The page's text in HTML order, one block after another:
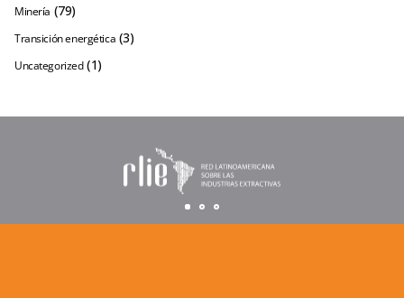
Minería (79)
Transición energética (3)
Uncategorized (1)